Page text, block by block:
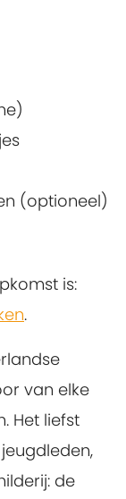
(optioneel)
is:
.
van elke
Het liefst
de